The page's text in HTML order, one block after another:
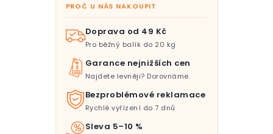
PROČ U NÁS NAKOUPIT
Doprava od 49 Kč
Pro běžný balík do 20 kg
Garance nejnižších cen
Najdete levněji? Dorovnáme.
Bezproblémové reklamace
Rychlé vyřízení do 7 dnů
Sleva 5–10 %